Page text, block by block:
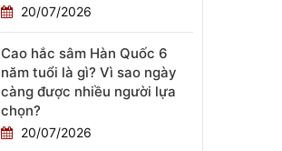
20/07/2026
Cao hắc sâm Hàn Quốc 6
năm tuổi là gì? Vì sao ngày
càng được nhiều người lựa
chọn?
20/07/2026